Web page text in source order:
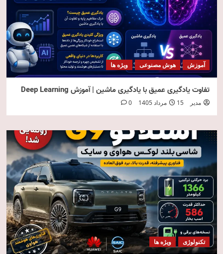
آموزش هوش مصنوعی ویژه ها
تفاوت یادگیری عمیق با یادگیری ماشین | آموزش Deep Learning
مدیر 15 مرداد 1405 0
تکنولوژی ویژه ها